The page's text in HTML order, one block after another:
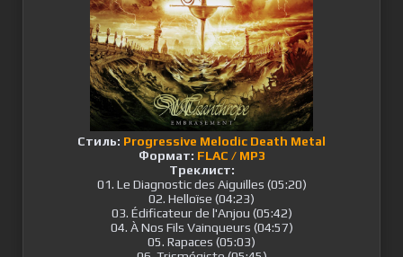
Стиль: Progressive Melodic Death Metal
Формат: FLAC / MP3
Треклист:
01. Le Diagnostic des Aiguilles (05:20)
02. Helloïse (04:23)
03. Édificateur de l'Anjou (05:42)
04. À Nos Fils Vainqueurs (04:57)
05. Rapaces (05:03)